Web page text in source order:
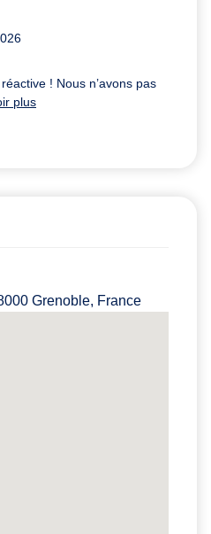
! Nous n’avons pas
plus
Grenoble, France